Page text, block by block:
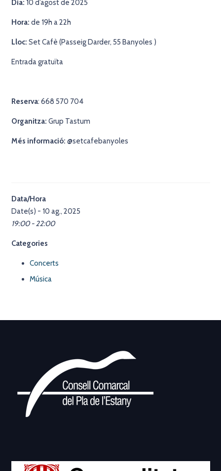
Dia: 10 d’agost de 2025
Hora: de 19h a 22h
Lloc: Set Cafè (Passeig Darder, 55 Banyoles )
Entrada gratuïta
Reserva: 668 570 704
Organitza: Grup Tastum
Més informació: @setcafebanyoles
Data/Hora
Date(s) - 10 ag., 2025
19:00 - 22:00
Categories
Concerts
Música